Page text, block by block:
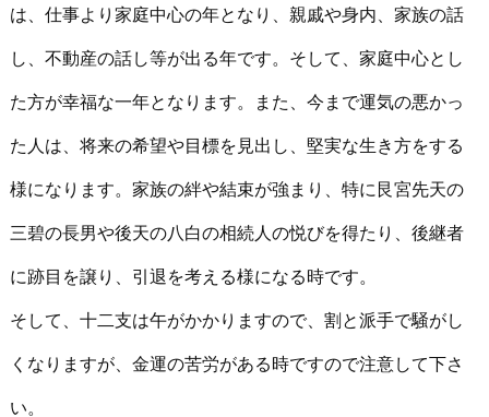
は、仕事より家庭中心の年となり、親戚や身内、家族の話
し、不動産の話し等が出る年です。そして、家庭中心とし
た方が幸福な一年となります。また、今まで運気の悪かっ
た人は、将来の希望や目標を見出し、堅実な生き方をする
様になります。家族の絆や結束が強まり、特に艮宮先天の
三碧の長男や後天の八白の相続人の悦びを得たり、後継者
に跡目を譲り、引退を考える様になる時です。
そして、十二支は午がかかりますので、割と派手で騒がし
くなりますが、金運の苦労がある時ですので注意して下さ
い。